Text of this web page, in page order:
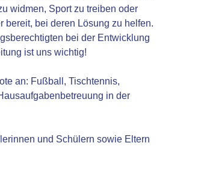
widmen, Sport zu treiben oder
bereit, bei deren Lösung zu helfen.
bei der Entwicklung
ist uns wichtig!
an: Fußball, Tischtennis,
in der
und Schülern sowie Eltern